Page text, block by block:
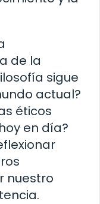
de la
sigue
actual?
éticos
en día?
nuestro